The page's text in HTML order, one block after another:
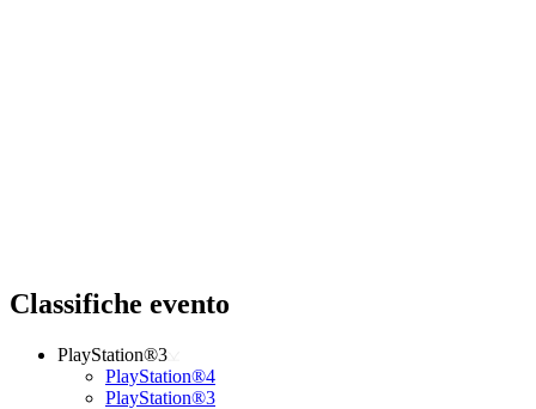
Classifiche evento
PlayStation®3
PlayStation®4
PlayStation®3